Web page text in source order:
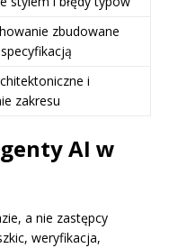
zbudowane
i
zakresu
AI w
a nie zastępcy
weryfikacja,